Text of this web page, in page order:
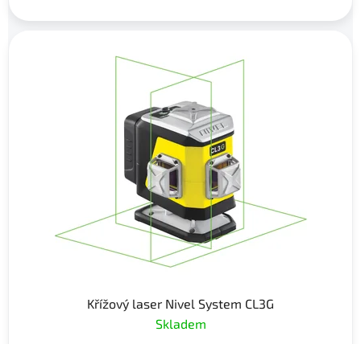
Křížový laser Nivel System CL3G
Skladem